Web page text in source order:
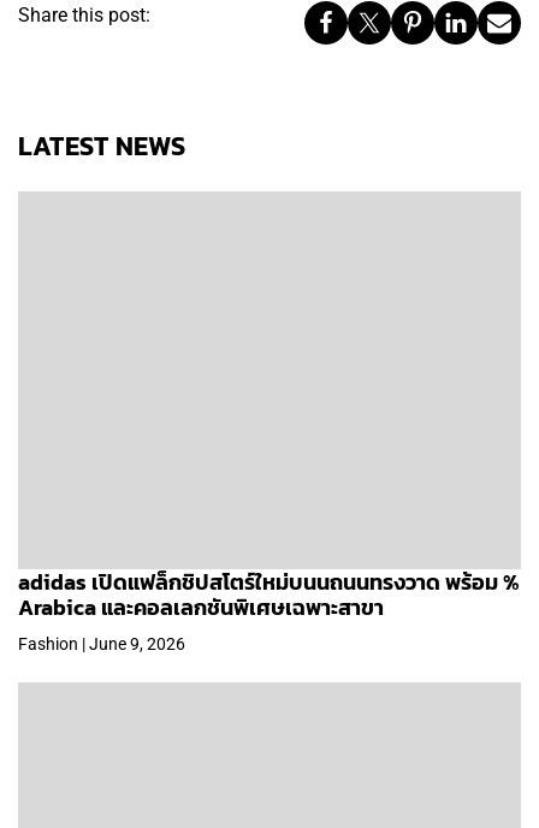
Share this post:
LATEST NEWS
adidas เปิดแฟล็กชิปสโตร์ใหม่บนนถนนทรงวาด พร้อม %
Arabica และคอลเลกชันพิเศษเฉพาะสาขา
Fashion | June 9, 2026